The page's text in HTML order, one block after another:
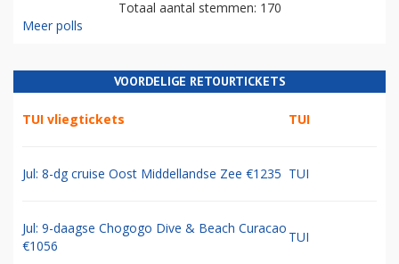
Totaal aantal stemmen: 170
Meer polls
VOORDELIGE RETOURTICKETS
TUI vliegtickets TUI
Jul: 8-dg cruise Oost Middellandse Zee €1235 TUI
Jul: 9-daagse Chogogo Dive & Beach Curacao
€1056
TUI